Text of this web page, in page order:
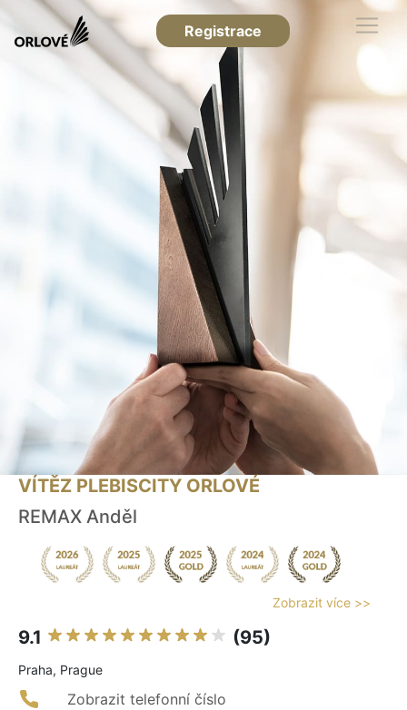
Registrace
VÍTĚZ PLEBISCITY ORLOVÉ
REMAX Anděl
Zobrazit více >>
9.1 (95)
Praha, Prague
Zobrazit telefonní číslo